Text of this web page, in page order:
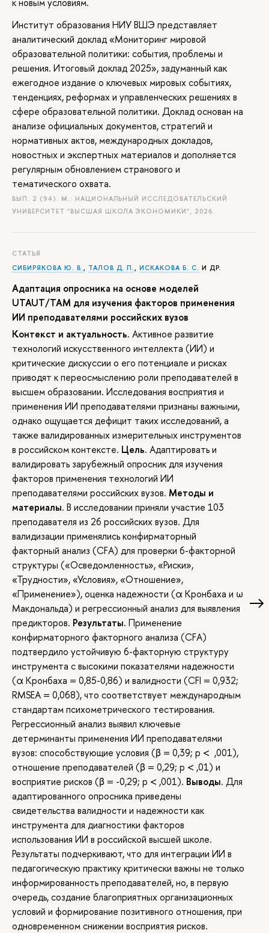
Институт образования НИУ ВШЭ представляет
аналитический доклад «Мониторинг мировой
образовательной политики: события, проблемы и
решения. Итоговый доклад 2025», задуманный как
ежегодное издание о ключевых мировых событиях,
тенденциях, реформах и управленческих решениях в
сфере образовательной политики. Доклад основан на
анализе официальных документов, стратегий и
нормативных актов, международных докладов,
новостных и экспертных материалов и дополняется
регулярным обновлением странового и
тематического охвата.
ВЫП. 2 (94). М.: НАЦИОНАЛЬНЫЙ ИССЛЕДОВАТЕЛЬСКИЙ
УНИВЕРСИТЕТ "ВЫСШАЯ ШКОЛА ЭКОНОМИКИ", 2026.
СТАТЬЯ
СИБИРЯКОВА Ю. В., ТАЛОВ Д. П.,ИСКАКОВА Б. С. И ДР.
Адаптация опросника на основе моделей
UTAUT/TAM для изучения факторов применения
ИИ преподавателями российских вузов
Контекст и актуальность. Активное развитие
технологий искусственного интеллекта (ИИ) и
критические дискуссии о его потенциале и рисках
приводят к переосмыслению роли преподавателей в
высшем образовании. Исследования восприятия и
применения ИИ преподавателями признаны важными,
однако ощущается дефицит таких исследований, а
также валидированных измерительных инструментов
в российском контексте. Цель. Адаптировать и
валидировать зарубежный опросник для изучения
факторов применения технологий ИИ
преподавателями российских вузов. Методы и
материалы. В исследовании приняли участие 103
преподавателя из 26 российских вузов. Для
валидизации применялись конфирматорный
факторный анализ (CFA) для проверки 6-факторной
структуры («Осведомленность», «Риски»,
«Трудности», «Условия», «Отношение»,
«Применение»), оценка надежности (α Кронбаха и ω
Макдональда) и регрессионный анализ для выявления
предикторов. Результаты. Применение
конфирматорного факторного анализа (CFA)
подтвердило устойчивую 6-факторную структуру
инструмента с высокими показателями надежности
(α Кронбаха = 0,85-0,86) и валидности (CFI = 0,932;
RMSEA = 0,068), что соответствует международным
стандартам психометрического тестирования.
Регрессионный анализ выявил ключевые
детерминанты применения ИИ преподавателями
вузов: способствующие условия (β = 0,39; p < ,001),
отношение преподавателей (β = 0,29; p < ,01) и
восприятие рисков (β = -0,29; p < ,001). Выводы. Для
адаптированного опросника приведены
свидетельства валидности и надежности как
инструмента для диагностики факторов
использования ИИ в российской высшей школе.
Результаты подчеркивают, что для интеграции ИИ в
педагогическую практику критически важны не только
информированность преподавателей, но, в первую
очередь, создание благоприятных организационных
условий и формирование позитивного отношения, при
одновременном снижении восприятия рисков.